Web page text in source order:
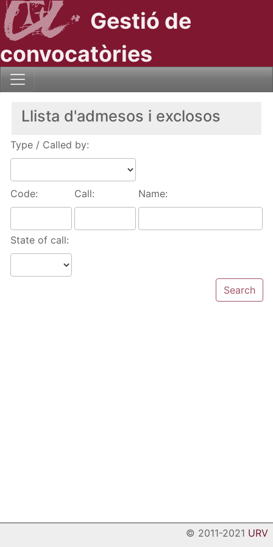
Gestió de
convocatòries
Llista d'admesos i exclosos
Type / Called by:
Code: Call: Name:
State of call:
© 2011-2021 URV